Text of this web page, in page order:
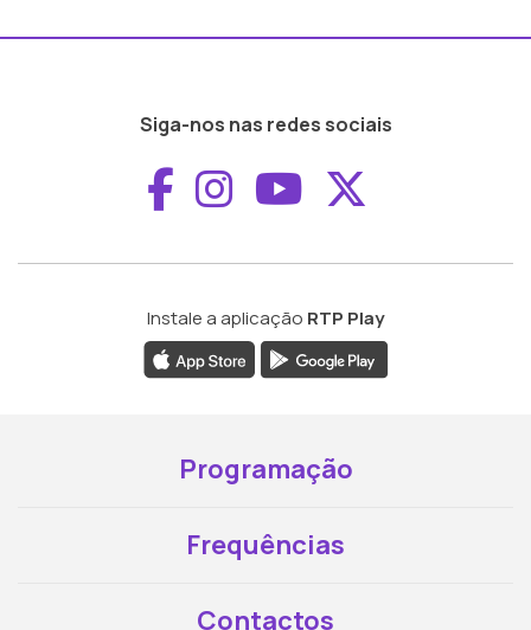
Siga-nos nas redes sociais
Aceder ao
Aceder ao
Aceder ao
Instale a aplicação RTP Play
Programação
Frequências
Contactos